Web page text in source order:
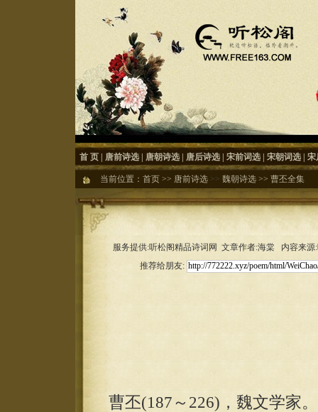
首 页 唐前诗选 唐朝诗选 唐后诗选 宋前词选 宋朝词选 宋
当前位置： 首页 >> 唐前诗选 >> 魏朝诗选 >> 曹丕全集
服务提供:听松阁精品诗词网 文章作者:海棠 内容来
推荐给朋友:
曹丕(187～226)，魏文学家